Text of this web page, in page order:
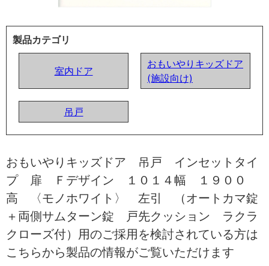
製品カテゴリ
室内ドア
おもいやりキッズドア
(施設向け)
吊戸
おもいやりキッズドア 吊戸 インセットタイ
プ 扉 Ｆデザイン １０１４幅 １９００
高 〈モノホワイト〉 左引 （オートカマ錠
＋両側サムターン錠 戸先クッション ラクラ
クローズ付）用のご採用を検討されている方は
こちらから製品の情報がご覧いただけます